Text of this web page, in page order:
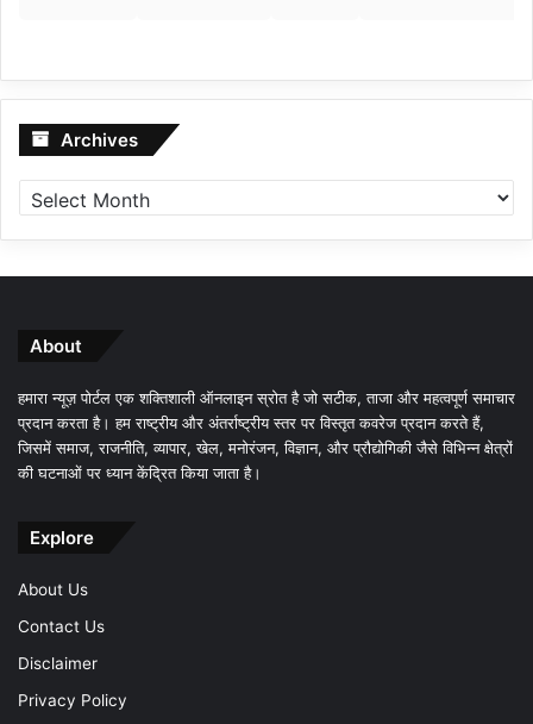
Archives Archives
About
हमारा न्यूज़ पोर्टल एक शक्तिशाली ऑनलाइन स्रोत है जो सटीक, ताजा और महत्वपूर्ण समाचार
प्रदान करता है। हम राष्ट्रीय और अंतर्राष्ट्रीय स्तर पर विस्तृत कवरेज प्रदान करते हैं,
जिसमें समाज, राजनीति, व्यापार, खेल, मनोरंजन, विज्ञान, और प्रौद्योगिकी जैसे विभिन्न क्षेत्रों
की घटनाओं पर ध्यान केंद्रित किया जाता है।
Explore
About Us
Contact Us
Disclaimer
Privacy Policy